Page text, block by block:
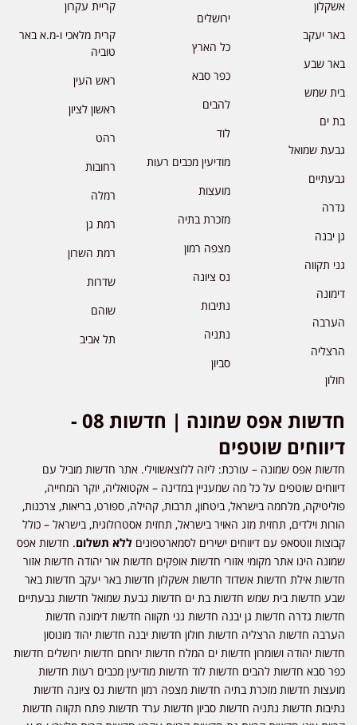
אשקלון
באר יעקב
באר שבע
בית שמש
בת ים
גבעת שמואל
גבעתיים
גדרה
גן יבנה
גני תקווה
דימונה
הערבה
הרצליה
חולון
ירושלים
כל הארץ
כפר סבא
להבים
לוד
מודיעין מכבים רעות
מועצות
מזכרת בתיה
מצפה רמון
נס ציונה
נתיבות
נתניה
סביון
קריית עקרון
קרית מלאכי ו-מ.א באר
טוביה
ראש העין
ראשון לציון
רהט
רחובות
רמלה
רמת גן
רמת השרון
שדרות
שוהם
תל אביב
חדשות אפס שמונה | חדשות 08 -
דיווחים שוטפים
חדשות אפס שמונה – עורכת: ליזה ללוצאשווילי. אתר חדשות מוביל עם
דיווחים שוטפים על כל מה שמעניין במדינה – אקטואליה, יוקר המחייה,
פוליטיקה, מלחמה בישראל, ביטחון, תרבות, קהילה, ספורט, בריאות, צרכנות,
הורות וילדים, תחזית מזג האויר בישראל, תחזית אסטרולוגית, בישראל – כולל
קבוצות ווטסאפ עם דיווחים ישירים לסמארטפונים ללא תשלום. חדשות אפס
שמונה הינו אתר מקומי אזורי חדשות אופקים חדשות אור יהודה חדשות אזור
חדשות אילת חדשות אשדוד חדשות אשקלון חדשות באר יעקב חדשות באר
שבע חדשות בית שמש חדשות בת ים חדשות גבעת שמואל חדשות גבעתיים
חדשות גדרה חדשות גן יבנה חדשות גני תקווה חדשות דימונה חדשות
הערבה חדשות הרצליה חדשות חולון חדשות יבנה חדשות יהוד מונוסון
חדשות יהודה ושומרון חדשות ים המלח חדשות ירוחם חדשות ירושלים חדשות
כפר סבא חדשות להבים חדשות לוד חדשות מודיעין מכבים רעות חדשות
מועצות חדשות מזכרת בתיה חדשות מצפה רמון חדשות נס ציונה חדשות
נתיבות חדשות נתניה חדשות סביון חדשות ערד חדשות פתח תקווה חדשות